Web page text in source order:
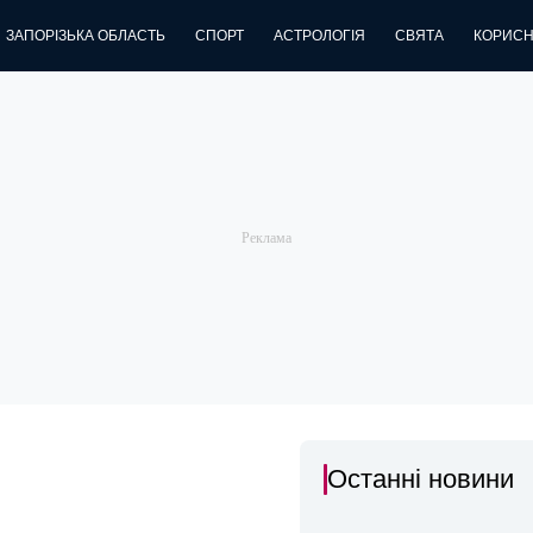
ЗАПОРІЗЬКА ОБЛАСТЬ СПОРТ АСТРОЛОГІЯ СВЯТА
Останні новини